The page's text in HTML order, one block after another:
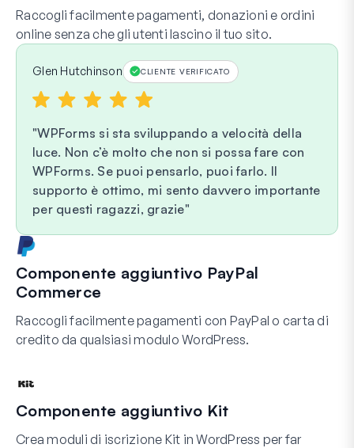
Raccogli facilmente pagamenti, donazioni e ordini
online senza che gli utenti lascino il tuo sito.
Glen Hutchinson CLIENTE VERIFICATO
WPForms si sta sviluppando a velocità della
luce. Non c’è molto che non si possa fare con
WPForms. Se puoi pensarlo, puoi farlo. Il
supporto è ottimo, mi sento davvero importante
per questi ragazzi, grazie
Componente aggiuntivo PayPal
Commerce
Raccogli facilmente pagamenti con PayPal o carta di
credito da qualsiasi modulo WordPress.
Componente aggiuntivo Kit
Crea moduli di iscrizione Kit in WordPress per far